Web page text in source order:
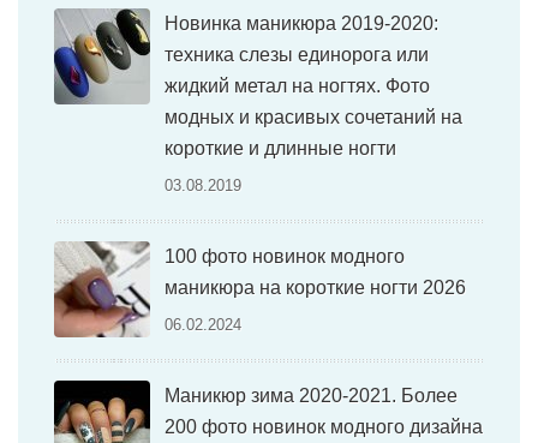
Новинка маникюра 2019-2020:
техника слезы единорога или
жидкий метал на ногтях. Фото
модных и красивых сочетаний на
короткие и длинные ногти
03.08.2019
100 фото новинок модного
маникюра на короткие ногти 2026
06.02.2024
Маникюр зима 2020-2021. Более
200 фото новинок модного дизайна